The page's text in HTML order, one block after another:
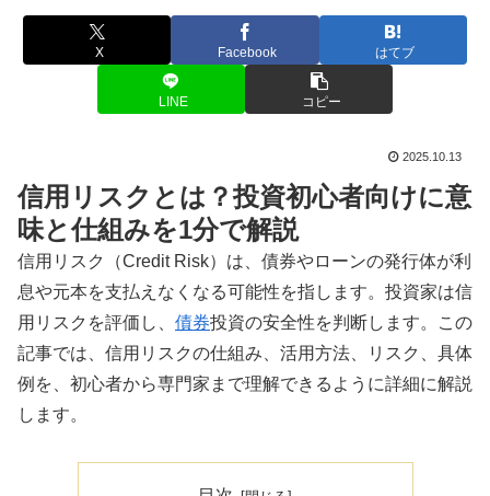
X Facebook はてブ
LINE コピー
2025.10.13
信用リスクとは？投資初心者向けに意
味と仕組みを1分で解説
信用リスク（Credit Risk）は、債券やローンの発行体が利
息や元本を支払えなくなる可能性を指します。投資家は信
用リスクを評価し、 債券投資の安全性を判断します。この
記事では、信用リスクの仕組み、活用方法、リスク、具体
例を、初心者から専門家まで理解できるように詳細に解説
します。